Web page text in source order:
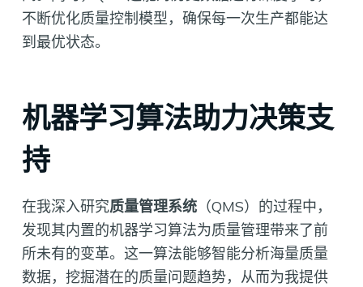
不断优化质量控制模型，确保每一次生产都能达
到最优状态。
机器学习算法助力决策支
持
在我深入研究质量管理系统（QMS）的过程中，
发现其内置的机器学习算法为质量管理带来了前
所未有的变革。这一算法能够智能分析海量质量
数据，挖掘潜在的质量问题趋势，从而为我提供